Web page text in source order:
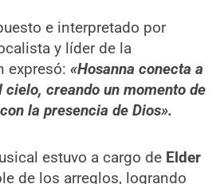
e interpretado por
y líder de la
expresó:«Hosanna conecta a
cielo, creando un momento de
la presencia de Dios».
estuvo a cargo de Elder
de los arreglos, logrando